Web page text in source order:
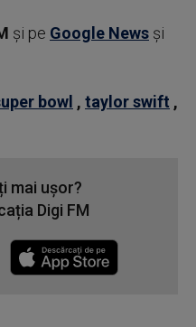
şi pe Google News şi
bowl , taylor swift ,
mai ușor?
Digi FM